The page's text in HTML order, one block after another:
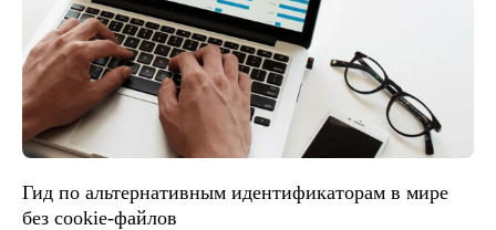
Гид по альтернативным идентификаторам в мире
без cookie-файлов